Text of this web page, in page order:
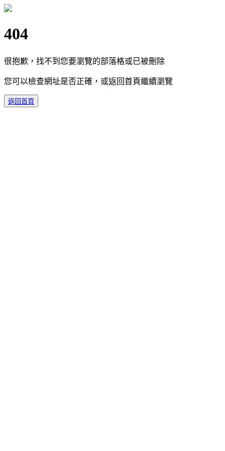
404
很抱歉，找不到您要瀏覽的部落格或已被刪除
您可以檢查網址是否正確，或返回首頁繼續瀏覽
返回首頁